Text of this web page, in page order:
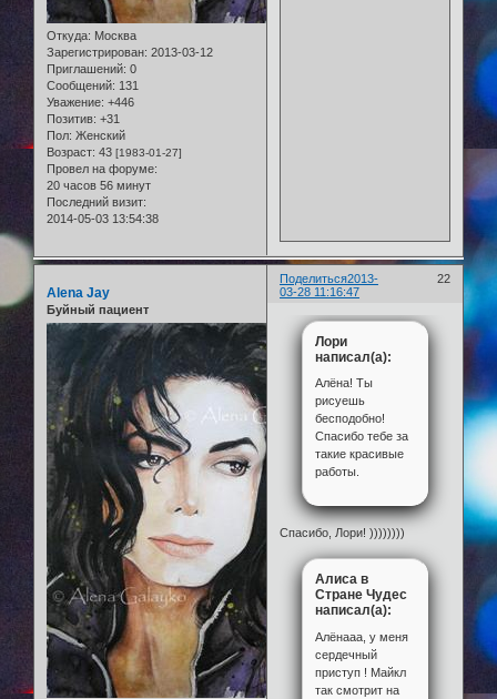
Откуда: Москва
Зарегистрирован: 2013-03-12
Приглашений: 0
Сообщений: 131
Уважение: +446
Позитив: +31
Пол: Женский
Возраст: 43 [1983-01-27]
Провел на форуме:
20 часов 56 минут
Последний визит:
2014-05-03 13:54:38
Поделиться 22
2013-
03-28 11:16:47
Alena Jay
Буйный пациент
Лори
написал(а):
Алёна! Ты
рисуешь
бесподобно!
Спасибо тебе за
такие красивые
работы.
Спасибо, Лори! ))))))))
Алиса в
Стране Чудес
написал(а):
Алёнааа, у меня
сердечный
приступ ! Майкл
так смотрит на